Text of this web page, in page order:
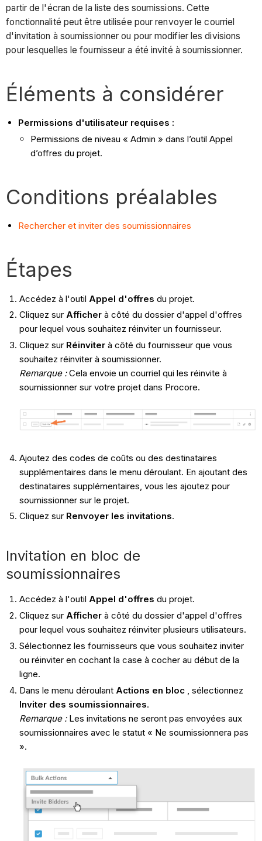
partir de l'écran de la liste des soumissions. Cette
fonctionnalité peut être utilisée pour renvoyer le courriel
d'invitation à soumissionner ou pour modifier les divisions
pour lesquelles le fournisseur a été invité à soumissionner.
Éléments à considérer
Permissions d'utilisateur requises :
Permissions de niveau « Admin » dans l’outil Appel
d’offres du projet.
Conditions préalables
Rechercher et inviter des soumissionnaires
Étapes
Accédez à l'outil Appel d'offres du projet.
Cliquez sur Afficherà côté du dossier d'appel d'offres
pour lequel vous souhaitez réinviter un fournisseur.
Cliquez sur Réinviterà côté du fournisseur que vous
souhaitez réinviter à soumissionner.
Remarque :Cela envoie un courriel qui les réinvite à
soumissionner sur votre projet dans Procore.
Ajoutez des codes de coûts ou des destinataires
supplémentaires dans le menu déroulant. En ajoutant des
destinataires supplémentaires, vous les ajoutez pour
soumissionner sur le projet.
Cliquez sur Renvoyer les invitations.
Invitation en bloc de
soumissionnaires
Accédez à l'outil Appel d'offres du projet.
Cliquez sur Afficherà côté du dossier d'appel d'offres
pour lequel vous souhaitez réinviter plusieurs utilisateurs.
Sélectionnez les fournisseurs que vous souhaitez inviter
ou réinviter en cochant la case à cocher au début de la
ligne.
Dans le menu déroulant Actions en bloc, sélectionnez
Inviter des soumissionnaires.
Remarque :Les invitations ne seront pas envoyées aux
soumissionnaires avec le statut « Ne soumissionnera pas
».